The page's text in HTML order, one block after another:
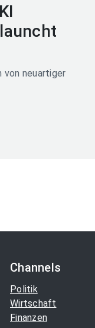
von neuartiger
Channels
Politik
Wirtschaft
Finanzen